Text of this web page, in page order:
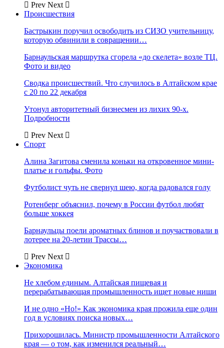
Prev Next
Происшествия
Бастрыкин поручил освободить из СИЗО учительницу,
которую обвинили в совращении…
Барнаульская маршрутка сгорела «до скелета» возле ТЦ.
Фото и видео
Сводка происшествий. Что случилось в Алтайском крае
с 20 по 22 декабря
Утонул авторитетный бизнесмен из лихих 90-х.
Подробности
Prev Next
Спорт
Алина Загитова сменила коньки на откровенное мини-
платье и гольфы. Фото
Футболист чуть не свернул шею, когда радовался голу
Ротенберг объяснил, почему в России футбол любят
больше хоккея
Барнаульцы поели ароматных блинов и поучаствовали в
лотерее на 20-летии Трассы…
Prev Next
Экономика
Не хлебом единым. Алтайская пищевая и
перерабатывающая промышленность ищет новые ниши
И не одно «Но!» Как экономика края прожила еще один
год в условиях поиска новых…
Прихорошилась. Министр промышленности Алтайского
края — о том, как изменился реальный…